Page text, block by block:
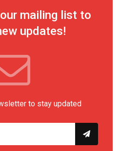
mailing list to
updates!
to stay updated